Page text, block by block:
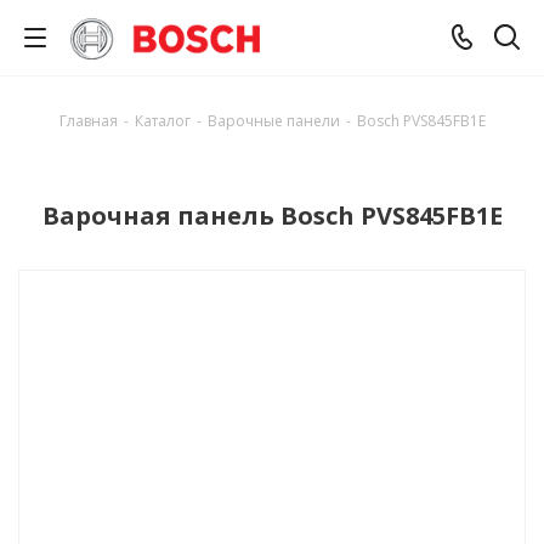
Главная - Каталог - Варочные панели - Bosch PVS845FB1E
Варочная панель Bosch PVS845FB1E